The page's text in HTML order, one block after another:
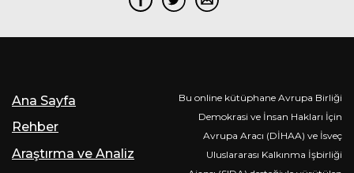
Ana Sayfa
Rehber
Araştırma ve Analiz
Bu online kütüphane Avrupa Birliği
Demokrasi ve İnsan Hakları İçin
Avrupa Aracı (DİHAA) ve İsveç
Uluslararası Kalkınma İşbirliği